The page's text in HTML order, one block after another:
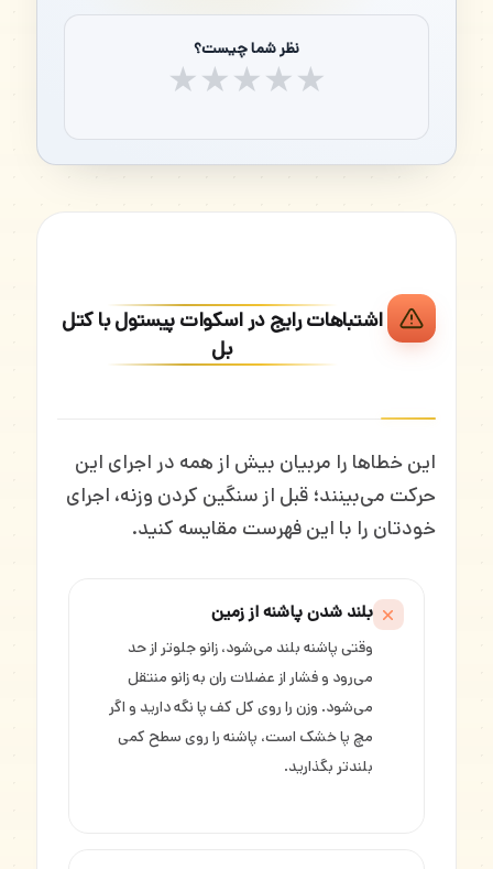
نظر شما چیست؟
★★★★★
اشتباهات رایج در اسکوات پیستول با کتل
بل
این خطاها را مربیان بیش از همه در اجرای این
حرکت می‌بینند؛ قبل از سنگین کردن وزنه، اجرای
خودتان را با این فهرست مقایسه کنید.
بلند شدن پاشنه از زمین
وقتی پاشنه بلند می‌شود، زانو جلوتر از حد
می‌رود و فشار از عضلات ران به زانو منتقل
می‌شود. وزن را روی کل کف پا نگه دارید و اگر
مچ پا خشک است، پاشنه را روی سطح کمی
بلندتر بگذارید.